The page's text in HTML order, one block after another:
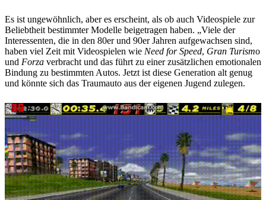
Es ist ungewöhnlich, aber es erscheint, als ob auch Videospiele zur
Beliebtheit bestimmter Modelle beigetragen haben. „Viele der
Interessenten, die in den 80er und 90er Jahren aufgewachsen sind,
haben viel Zeit mit Videospielen wie Need for Speed, Gran Turismo
und Forza verbracht und das führt zu einer zusätzlichen emotionalen
Bindung zu bestimmten Autos. Jetzt ist diese Generation alt genug
und könnte sich das Traumauto aus der eigenen Jugend zulegen.